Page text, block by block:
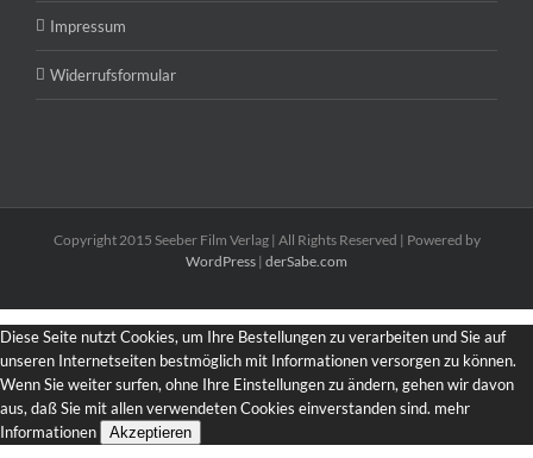
Impressum
Widerrufsformular
Copyright 2015 Seeber Film Verlag | All Rights Reserved | Powered by
WordPress | derSabe.com
Diese Seite nutzt Cookies, um Ihre Bestellungen zu verarbeiten und Sie auf
unseren Internetseiten bestmöglich mit Informationen versorgen zu können.
Wenn Sie weiter surfen, ohne Ihre Einstellungen zu ändern, gehen wir davon
aus, daß Sie mit allen verwendeten Cookies einverstanden sind. mehr
Informationen
Akzeptieren